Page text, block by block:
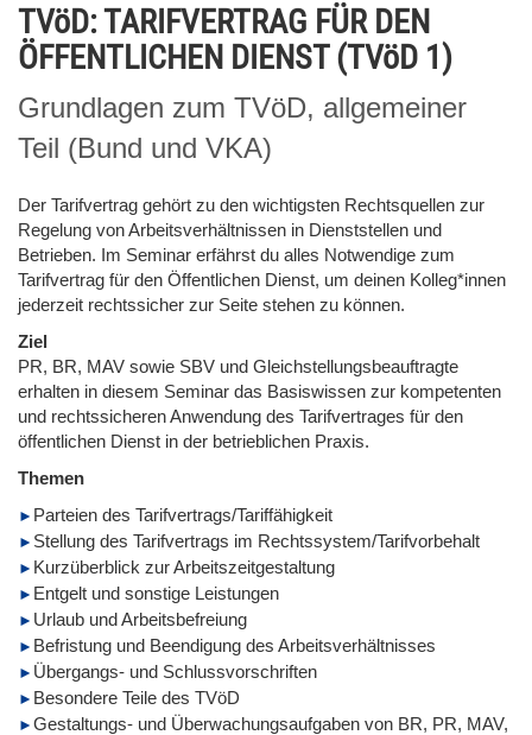
TVöD: TARIFVERTRAG FÜR DEN
ÖFFENTLICHEN DIENST (TVöD 1)
Grundlagen zum TVöD, allgemeiner
Teil (Bund und VKA)
Der Tarifvertrag gehört zu den wichtigsten Rechtsquellen zur
Regelung von Arbeitsverhältnissen in Dienststellen und
Betrieben. Im Seminar erfährst du alles Notwendige zum
Tarifvertrag für den Öffentlichen Dienst, um deinen Kolleg*innen
jederzeit rechtssicher zur Seite stehen zu können.
Ziel
PR, BR, MAV sowie SBV und Gleichstellungsbeauftragte
erhalten in diesem Seminar das Basiswissen zur kompetenten
und rechtssicheren Anwendung des Tarifvertrages für den
öffentlichen Dienst in der betrieblichen Praxis.
Themen
Parteien des Tarifvertrags/Tariffähigkeit
Stellung des Tarifvertrags im Rechtssystem/Tarifvorbehalt
Kurzüberblick zur Arbeitszeitgestaltung
Entgelt und sonstige Leistungen
Urlaub und Arbeitsbefreiung
Befristung und Beendigung des Arbeitsverhältnisses
Übergangs- und Schlussvorschriften
Besondere Teile des TVöD
Gestaltungs- und Überwachungsaufgaben von BR, PR, MAV,